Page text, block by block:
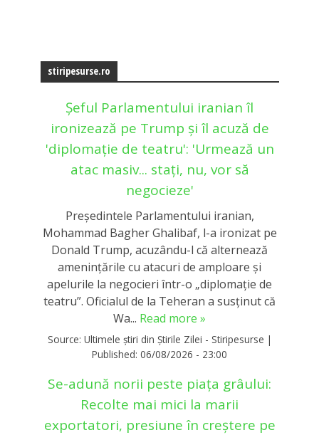
stiripesurse.ro
Șeful Parlamentului iranian îl
ironizează pe Trump și îl acuză de
'diplomație de teatru': 'Urmează un
atac masiv... stați, nu, vor să
negocieze'
Președintele Parlamentului iranian,
Mohammad Bagher Ghalibaf, l-a ironizat pe
Donald Trump, acuzându-l că alternează
amenințările cu atacuri de amploare și
apelurile la negocieri într-o „diplomație de
teatru”. Oficialul de la Teheran a susținut că
Wa... Read more »
Source: Ultimele știri din Știrile Zilei - Stiripesurse |
Published: 06/08/2026 - 23:00
Se-adună norii peste piața grâului:
Recolte mai mici la marii
exportatori, presiune în creștere pe